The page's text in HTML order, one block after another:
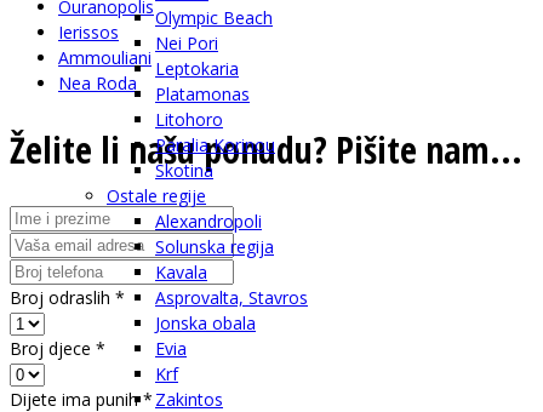
Olympic Beach
Nei Pori
Leptokaria
Platamonas
Litohoro
Paralia Korinou
Skotina
Ostale regije
Alexandropoli
Solunska regija
Kavala
Asprovalta, Stavros
Jonska obala
Evia
Krf
Zakintos
Ouranopolis
Ierissos
Ammouliani
Nea Roda
Želite li našu ponudu? Pišite nam...
Broj odraslih *
Broj djece *
Dijete ima punih*